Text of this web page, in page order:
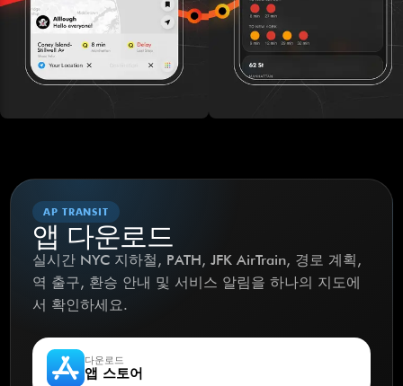
AP TRANSIT
앱 다운로드
실시간 NYC 지하철, PATH, JFK AirTrain, 경로 계획,
역 출구, 환승 안내 및 서비스 알림을 하나의 지도에
서 확인하세요.
다운로드
앱 스토어